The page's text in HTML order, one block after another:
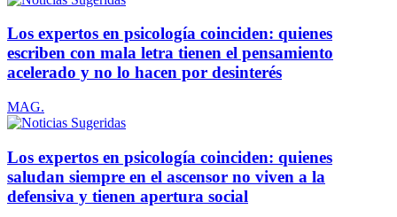
Los expertos en psicología coinciden: quienes
escriben con mala letra tienen el pensamiento
acelerado y no lo hacen por desinterés
MAG.
Los expertos en psicología coinciden: quienes
saludan siempre en el ascensor no viven a la
defensiva y tienen apertura social